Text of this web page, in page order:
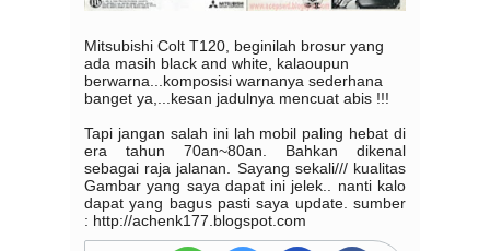
Mitsubishi Colt T120, beginilah brosur yang
ada masih black and white, kalaoupun
berwarna...komposisi warnanya sederhana
banget ya,...kesan jadulnya mencuat abis !!!
Tapi jangan salah ini lah mobil paling hebat di
era tahun 70an~80an. Bahkan dikenal
sebagai raja jalanan. Sayang sekali/// kualitas
Gambar yang saya dapat ini jelek.. nanti kalo
dapat yang bagus pasti saya update. sumber
: http://achenk177.blogspot.com